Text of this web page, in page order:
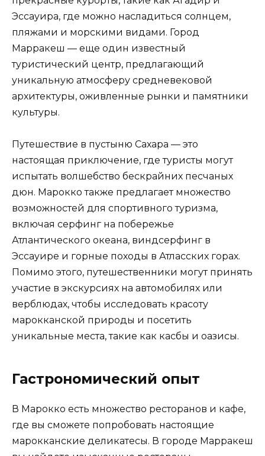
Эссауира, где можно насладиться солнцем,
пляжами и морскими видами. Город
Марракеш — еще один известный
туристический центр, предлагающий
уникальную атмосферу средневековой
архитектуры, оживленные рынки и памятники
культуры.
Путешествие в пустыню Сахара — это
настоящая приключение, где туристы могут
испытать волшебство бескрайних песчаных
дюн. Марокко также предлагает множество
возможностей для спортивного туризма,
включая серфинг на побережье
Атлантического океана, виндсерфинг в
Эссауире и горные походы в Атласских горах.
Помимо этого, путешественники могут принять
участие в экскурсиях на автомобилях или
верблюдах, чтобы исследовать красоту
марокканской природы и посетить
уникальные места, такие как касбы и оазисы.
Гастрономический опыт
В Марокко есть множество ресторанов и кафе,
где вы сможете попробовать настоящие
марокканские деликатесы. В городе Марракеш